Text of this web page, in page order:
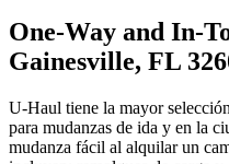
One-Way and In-
Gainesville, FL
U-Haul tiene la mayor
para mudanzas de ida y en la
mudanza fácil al alquilar un